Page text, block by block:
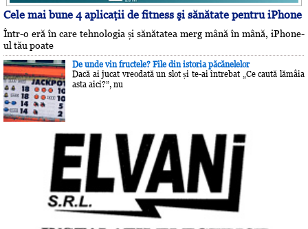
Cele mai bune 4 aplicaţii de fitness şi sănătate pentru iPhone
Într-o eră în care tehnologia și sănătatea merg mână în mână, iPhone-
ul tău poate
De unde vin fructele? File din istoria păcănelelor
Dacă ai jucat vreodată un slot și te-ai întrebat „Ce caută lămâia
asta aici?”, nu